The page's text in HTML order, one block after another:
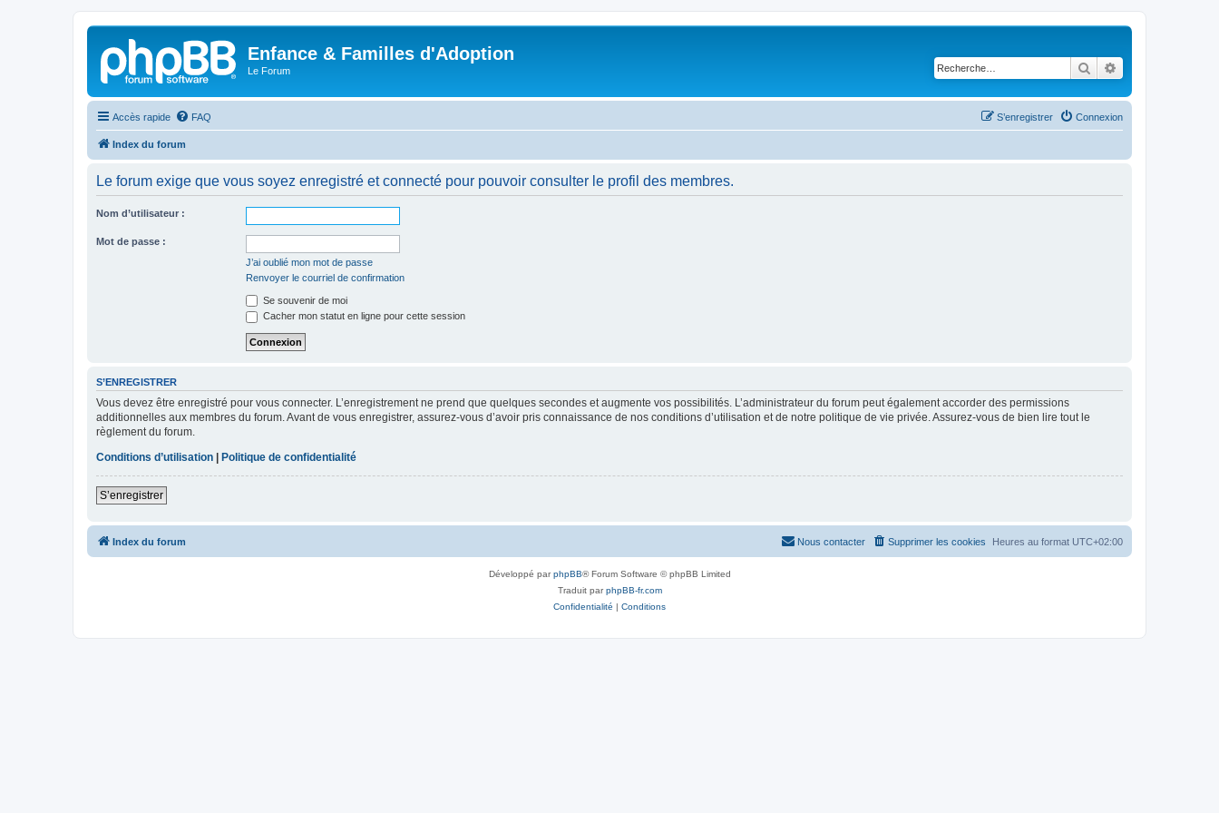
Enfance & Familles d'Adoption
Le Forum Rechercher
Accès rapide FAQ Connexion
S’enregistrer
Index du forum
Le forum exige que vous soyez enregistré et connecté pour pouvoir consulter le profil des membres.
Nom d’utilisateur :
Mot de passe :
J’ai oublié mon mot de passe
Renvoyer le courriel de confirmation
Se souvenir de moi
Cacher mon statut en ligne pour cette session
S’ENREGISTRER
Vous devez être enregistré pour vous connecter. L’enregistrement ne prend que quelques secondes et augmente vos possibilités. L’administrateur du forum peut également accorder des permissions
additionnelles aux membres du forum. Avant de vous enregistrer, assurez-vous d’avoir pris connaissance de nos conditions d’utilisation et de notre politique de vie privée. Assurez-vous de bien lire tout le
règlement du forum.
Conditions d’utilisation
Politique de confidentialité
S’enregistrer
Index du forum Heures au format UTC+02:00
Supprimer les cookies
Nous contacter
Développé parphpBB® Forum Software © phpBB Limited
Traduit parphpBB-fr.com
Confidentialité | Conditions